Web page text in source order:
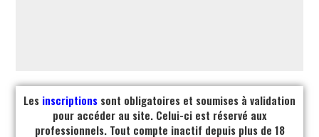
Les inscriptions sont obligatoires et soumises à validation
pour accéder au site. Celui-ci est réservé aux
professionnels. Tout compte inactif depuis plus de 18